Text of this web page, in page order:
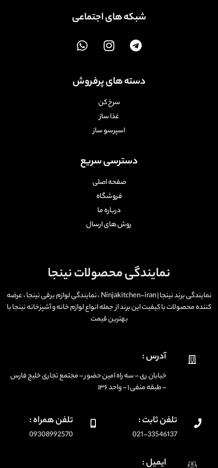
دسترسی سریع
صفحه اصلی
فروشگاه
درباره ما
روش های ارسال
دسته های پرفروش
سرخ کن
غذا ساز
اسپرسو ساز
شبکه های اجتماعی
نمایندگی محصولات نینجا
نمایندگی برند نینجا | Ninjakitchen-iran ، نمایندگی لوازم برقی نینجا ، عرضه
کننده محصولات با کیفیت این برند از جمله انواع لوازم خانه و آشپزخانه نینجا با
بهترین قیمت
آدرس :
خیابان ری – سه راه امین حضور – مجتمع تجاری خلیج فارس
– طبقه منفی ۱ – واحد ۱۳۶
تلفن ثابت :
021-33546137
تلفن همراه :
09308992570
ایمیل :